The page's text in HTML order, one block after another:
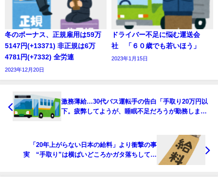
冬のボーナス、正規雇用は59万
5147円(+13371) 非正規は6万
4781円(+7332) 全労連
2023年12月20日
ドライバー不足に悩む運送会
社 「６０歳でも若いほう」
2023年1月15日
激務薄給…30代バス運転手の告白「手取り20万円以
下。疲弊してようが、睡眠不足だろうが勤務しま
「20年上がらない日本の給料」より衝撃の事
実 “手取り”は横ばいどころかガタ落ちしてい